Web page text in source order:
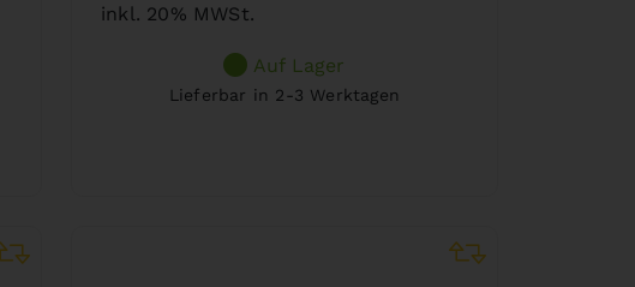
inkl. 20% MWSt.
Auf Lager
Lieferbar in 2-3 Werktagen